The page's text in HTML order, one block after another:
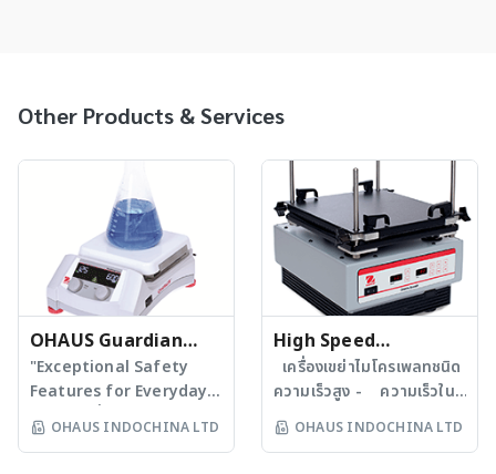
Other Products & Services
OHAUS Guardian
Hotplate Stirrer
"Exceptional Safety
Features for Everyday
Use" เครื่องกวนแบบให้
ความร้อน - ใช้งานได้ในช่วง
OHAUS INDOCHINA LTD
High Speed
Microplate Shaker
เครื่องเขย่าไมโครเพลทชนิด
ความเร็วสูง - ความเร็วใน
การเขย่าตั้งแต่ 600-2500
รอบ/นาที ได้ต่อเนื่องสูงสุด
OHAUS INDOCHINA LTD